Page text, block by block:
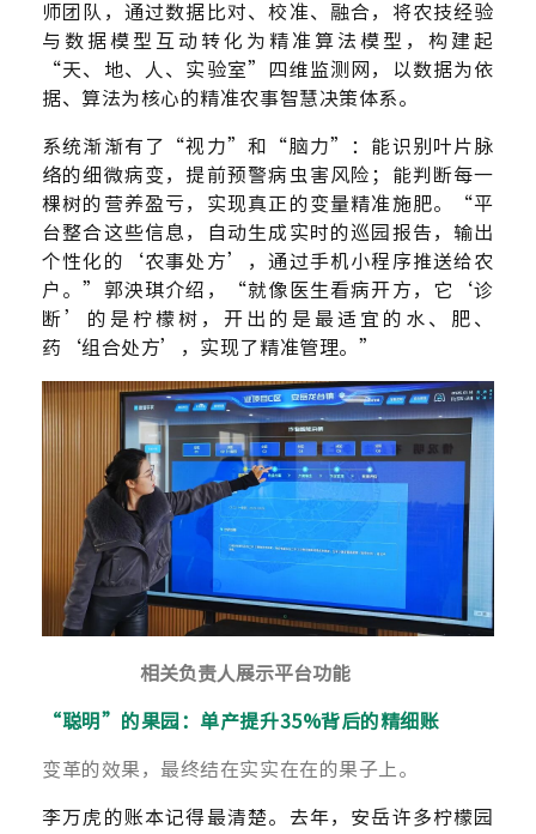
师团队，通过数据比对、校准、融合，将农技经验
与数据模型互动转化为精准算法模型，构建起
“天、地、人、实验室”四维监测网，以数据为依
据、算法为核心的精准农事智慧决策体系。
系统渐渐有了“视力”和“脑力”：能识别叶片脉
络的细微病变，提前预警病虫害风险；能判断每一
棵树的营养盈亏，实现真正的变量精准施肥。“平
台整合这些信息，自动生成实时的巡园报告，输出
个性化的‘农事处方’，通过手机小程序推送给农
户。”郭泱琪介绍，“就像医生看病开方，它‘诊
断’的是柠檬树，开出的是最适宜的水、肥、
药‘组合处方’，实现了精准管理。”
相关负责人展示平台功能
“聪明”的果园：单产提升35%背后的精细账
变革的效果，最终结在实实在在的果子上。
李万虎的账本记得最清楚。去年，安岳许多柠檬园